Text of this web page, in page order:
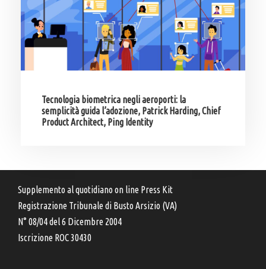
Tecnologia biometrica negli aeroporti: la
semplicità guida l’adozione, Patrick Harding, Chief
Product Architect, Ping Identity
Supplemento al quotidiano on line Press Kit
Registrazione Tribunale di Busto Arsizio (VA)
N° 08/04 del 6 Dicembre 2004
Iscrizione ROC 30430